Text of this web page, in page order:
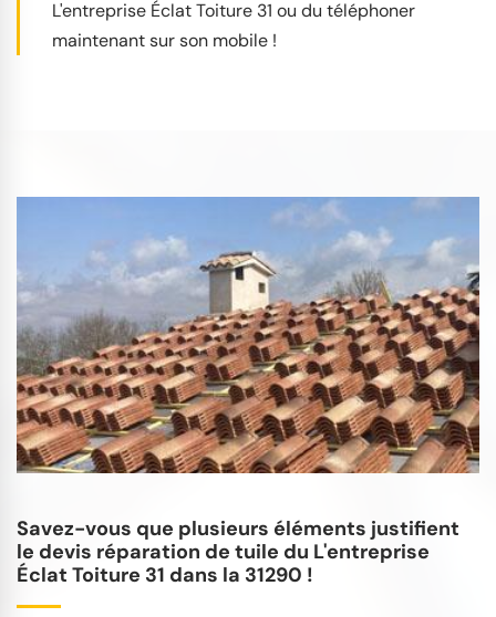
L'entreprise Éclat Toiture 31 ou du téléphoner
maintenant sur son mobile !
Savez-vous que plusieurs éléments justifient
le devis réparation de tuile du L'entreprise
Éclat Toiture 31 dans la 31290 !